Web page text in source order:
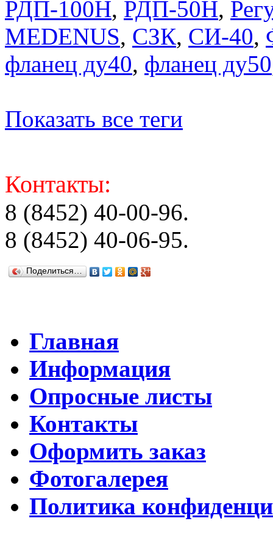
РДП-100Н, РДП-50Н,
MEDENUS, СЗК, СИ-40,
фланец ду40, фланец ду50
Показать все теги
Контакты:
8 (8452) 40-00-96.
8 (8452) 40-06-95.
Поделиться…
Главная
Информация
Опросные листы
Контакты
Оформить заказ
Фотогалерея
Политика